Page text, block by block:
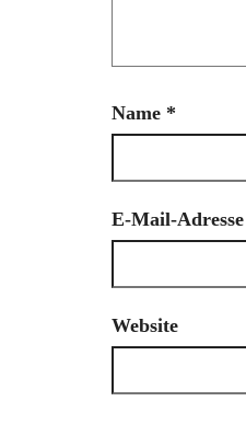
Name *
E-Mail-Adresse
Website